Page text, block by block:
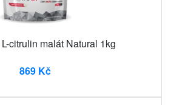
citrulin malát Natural 1kg
869 Kč